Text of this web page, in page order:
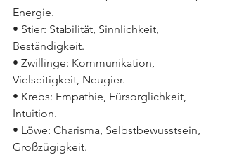
Energie.
• Stier: Stabilität, Sinnlichkeit,
Beständigkeit.
• Zwillinge: Kommunikation,
Vielseitigkeit, Neugier.
• Krebs: Empathie, Fürsorglichkeit,
Intuition.
• Löwe: Charisma, Selbstbewusstsein,
Großzügigkeit.